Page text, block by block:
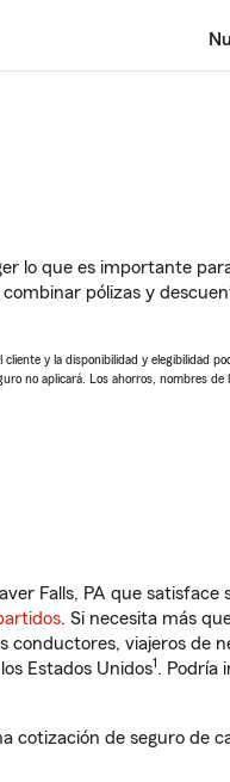
lo que es importante
pólizas y
y la disponibilidad y elegibilidad
no aplicará. Los ahorros, nombres de
Falls, PA que satisface
. Si necesita más
viajeros de
Estados Unidos1. Podría
cotización de seguro de